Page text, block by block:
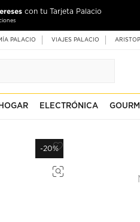
con tu Tarjeta Palacio
PALACIO VIAJES PALACIO
HOGAR ELECTRÓNICA
-20%